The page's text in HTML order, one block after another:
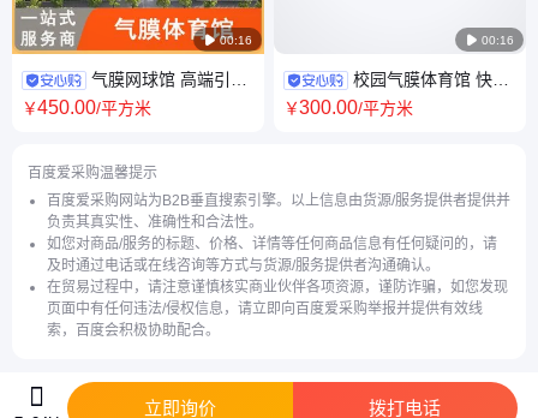
 00:16
气膜网球馆 高端引流
室内恒温充气膜体育馆 膜结构
￥450.00/平方米
 00:16
校园气膜体育馆 快速
搭建高端运动场 多功能篮球羽
￥300.00/平方米
百度爱采购温馨提示
百度爱采购网站为B2B垂直搜索引擎。以上信息由货源/服务提供者提供并
负责其真实性、准确性和合法性。
如您对商品/服务的标题、价格、详情等任何商品信息有任何疑问的，请
及时通过电话或在线咨询等方式与货源/服务提供者沟通确认。
在贸易过程中，请注意谨慎核实商业伙伴各项资源，谨防诈骗，如您发现
页面中有任何违法/侵权信息，请立即向百度爱采购举报并提供有效线
索，百度会积极协助配合。
立即询价 拨打电话